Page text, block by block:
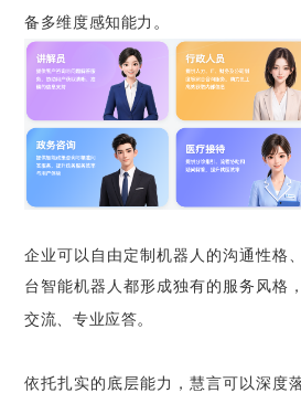
备多维度感知能力 。
企业可以自由定制机器人的沟通性格
台智能机器人都形成独有的服务风格
交流、专业应答。
依托扎实的底层能力，慧言可以深度